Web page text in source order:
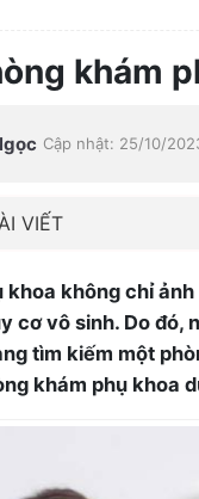
khám
Cập nhật: 25/10/
VIẾT
khoa không chỉ
cơ vô sinh. Do
tìm kiếm một
khám phụ khoa